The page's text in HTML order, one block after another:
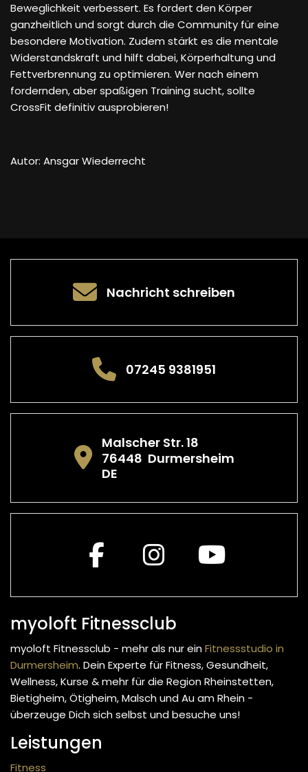
Beweglichkeit verbessert. Es fordert den Körper
ganzheitlich und sorgt durch die Community für eine
besondere Motivation. Zudem stärkt es die mentale
Widerstandskraft und hilft dabei, Körperhaltung und
Fettverbrennung zu optimieren. Wer nach einem
fordernden, aber spaßigen Training sucht, sollte
CrossFit definitiv ausprobieren!
Autor: Ansgar Wiederrecht
Nachricht schreiben
07245 9381951
Malscher Str. 18
76448 Durmersheim
DE
myoloft Fitnessclub
myoloft Fitnessclub - mehr als nur einFitnessstudio in
Durmersheim. Dein Experte für Fitness, Gesundheit,
Wellness, Kurse & mehr für die Region Rheinstetten,
Bietigheim, Ötigheim, Malsch und Au am Rhein -
überzeuge Dich sich selbst und besuche uns!
Leistungen
Fitness